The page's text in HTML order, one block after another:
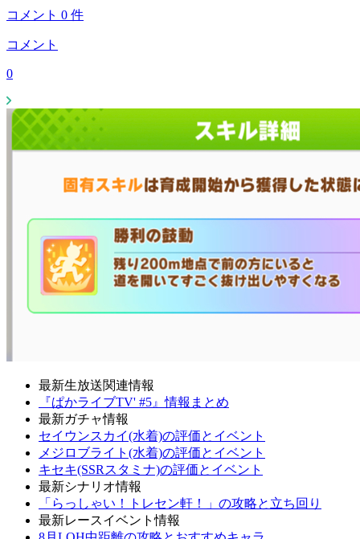
コメント 0 件
コメント
0
最新生放送関連情報
『ぱかライブTV' #5』情報まとめ
最新ガチャ情報
セイウンスカイ(水着)の評価とイベント
メジロブライト(水着)の評価とイベント
キセキ(SSRスタミナ)の評価とイベント
最新シナリオ情報
「らっしゃい！トレセン軒！」の攻略と立ち回り
最新レースイベント情報